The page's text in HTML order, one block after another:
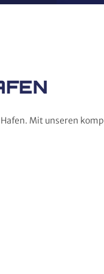
Mit unseren